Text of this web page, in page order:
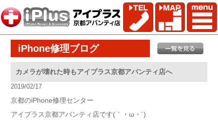
iPhone修理ブログ
カメラが壊れた時もアイプラス京都アバンティ店へ
2019/02/17
京都のiPhone修理センター
アイプラス京都アバンティ店です(｀・ω・´)ゞ